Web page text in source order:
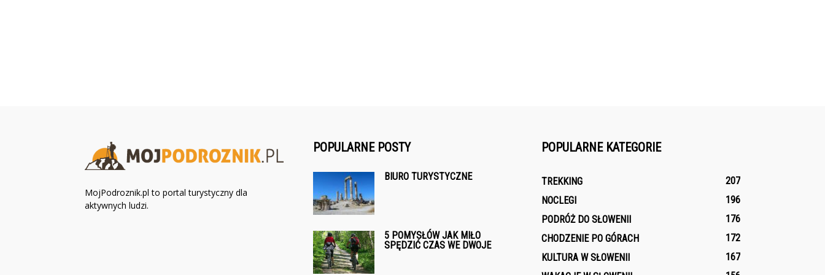
MojPodroznik.pl to portal turystyczny dla
aktywnych ludzi.
POPULARNE POSTY
BIURO TURYSTYCZNE
5 POMYSŁÓW JAK MIŁO
SPĘDZIĆ CZAS WE DWOJE
POPULARNE KATEGORIE
TREKKING
207
NOCLEGI
196
PODRÓŻ DO SŁOWENII
176
CHODZENIE PO GÓRACH
172
KULTURA W SŁOWENII
167